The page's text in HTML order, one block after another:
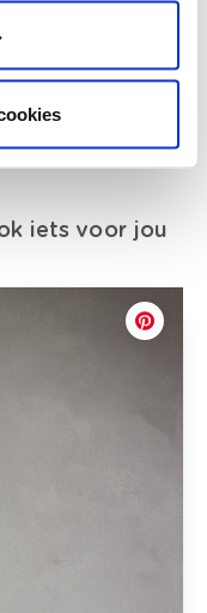
kleuren te
iets voor jou